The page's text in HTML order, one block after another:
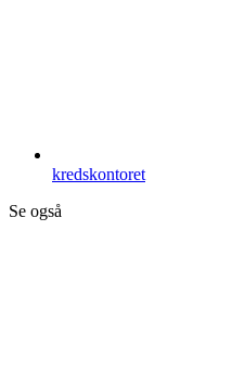
kredskontoret
Se også